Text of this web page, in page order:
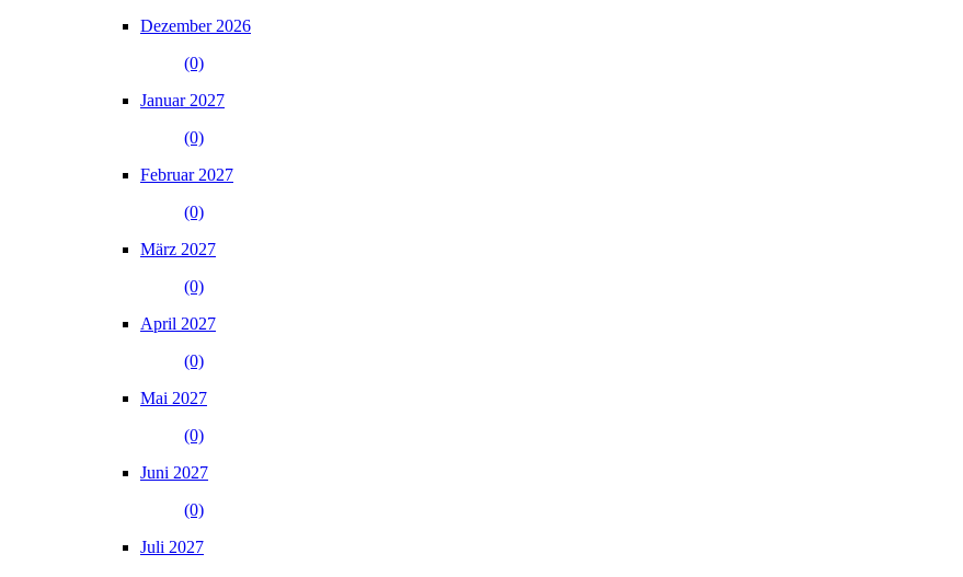
Dezember 2026
(0)
Januar 2027
(0)
Februar 2027
(0)
März 2027
(0)
April 2027
(0)
Mai 2027
(0)
Juni 2027
(0)
Juli 2027